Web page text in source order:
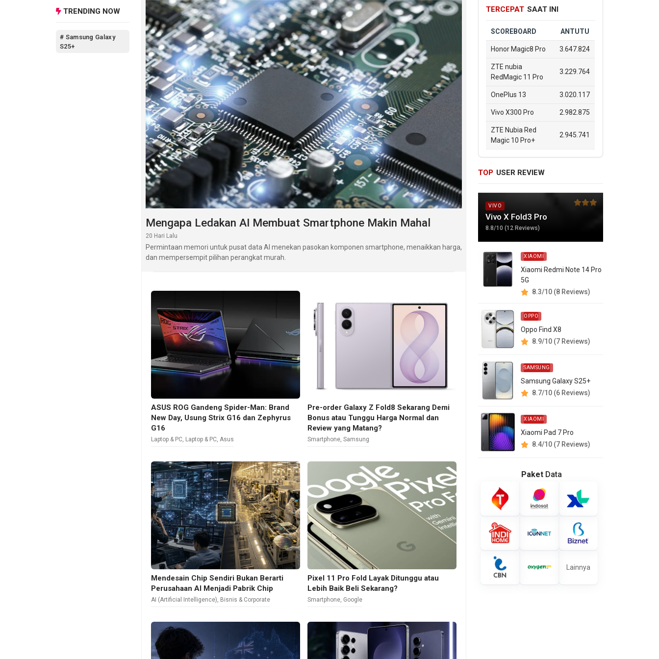
Tab P11 Pro Gen 2. Disitus hpini, kamu juga dapat mengikuti daftar lengkaphp
Lenovo terbaru. lainnya melalui segmen hp Lenovo terbaru.
TRENDING NOW
# Samsung Galaxy
S25+
Mengapa Ledakan AI Membuat Smartphone Makin Mahal
20 Hari Lalu
Permintaan memori untuk pusat data AI menekan pasokan komponen smartphone, menaikkan harga,
dan mempersempit pilihan perangkat murah.
ASUS ROG Gandeng Spider-Man: Brand
New Day, Usung Strix G16 dan Zephyrus
G16
Laptop & PC, Laptop & PC,Asus
Pre-order Galaxy Z Fold8 Sekarang Demi
Bonus atau Tunggu Harga Normal dan
Review yang Matang?
Smartphone,Samsung
Mendesain Chip Sendiri Bukan Berarti
Perusahaan AI Menjadi Pabrik Chip
AI (Artificial Intelligence), Bisnis & Corporate
Pixel 11 Pro Fold Layak Ditunggu atau
Lebih Baik Beli Sekarang?
Smartphone, Google
TERCEPAT SAAT INI
SCOREBOARD ANTUTU
Honor Magic8 Pro 3.647.824
ZTE nubia
RedMagic 11 Pro
3.229.764
OnePlus 13 3.020.117
Vivo X300 Pro 2.982.875
ZTE Nubia Red
Magic 10 Pro+
2.945.741
TOP USER REVIEW
VIVO
Vivo X Fold3 Pro
8.8/10 (12 Reviews)
XIAOMI
Xiaomi Redmi Note 14 Pro
5G
8.3/10 (8 Reviews)
OPPO
Oppo Find X8
8.9/10 (7 Reviews)
SAMSUNG
Samsung Galaxy S25+
8.7/10 (6 Reviews)
XIAOMI
Xiaomi Pad 7 Pro
8.4/10 (7 Reviews)
Paket Data
Lainnya